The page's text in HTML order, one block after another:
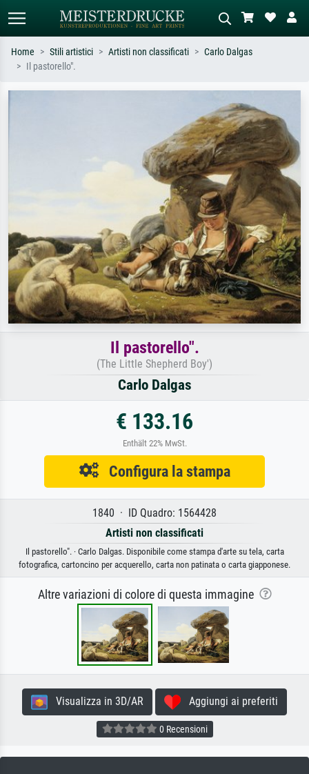
Descrivi la scena – es. prato verde,
astratto con molto rosso, dipinto a
olio scuro, nudo in piedi vicino a un
albero.
Home Stili artistici Artisti non classificati
Carlo Dalgas
Il pastorello".
Il pastorello".
(The Little Shepherd Boy')
Carlo Dalgas
€ 133.16
Enthält 22% MwSt.
Configura la stampa
1840 · ID Quadro: 1564428
Artisti non classificati
Il pastorello". · Carlo Dalgas. Disponibile come stampa d'arte su tela, carta
fotografica, cartoncino per acquerello, carta non patinata o carta giapponese.
Altre variazioni di colore di questa immagine
Visualizza in 3D/AR Aggiungi ai preferiti
0 Recensioni